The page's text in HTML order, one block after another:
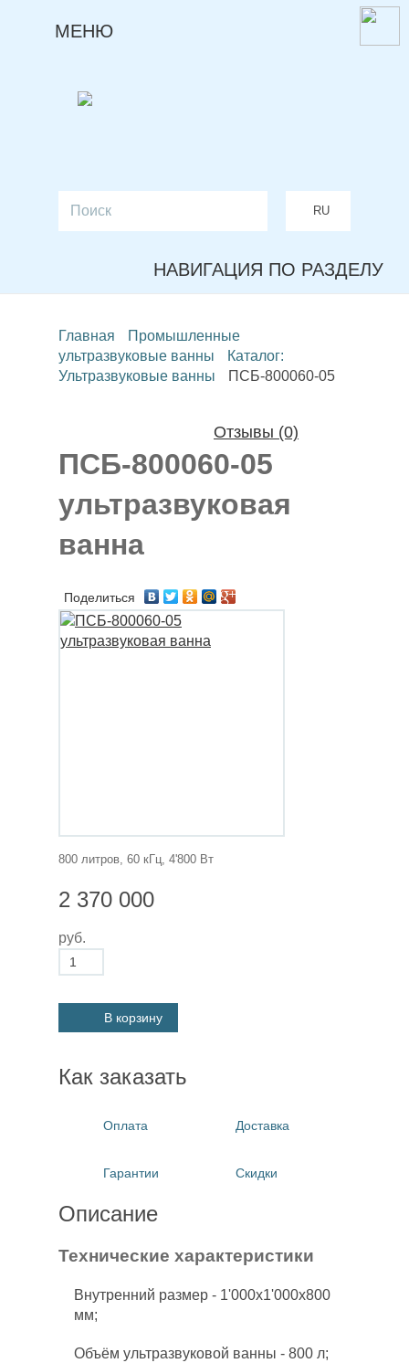
RU
МЕНЮ
НАВИГАЦИЯ ПО РАЗДЕЛУ
Главная
Промышленные
ультразвуковые ванны
Каталог:
Ультразвуковые ванны
ПСБ-800060-05
Отзывы (0)
ПСБ-800060-05
ультразвуковая
ванна
Поделиться
800 литров, 60 кГц, 4'800 Вт
2 370 000
руб.
В корзину
Как заказать
Оплата Доставка
Гарантии Скидки
Описание
Технические характеристики
Внутренний размер - 1'000х1'000х800
мм;
Объём ультразвуковой ванны - 800 л;